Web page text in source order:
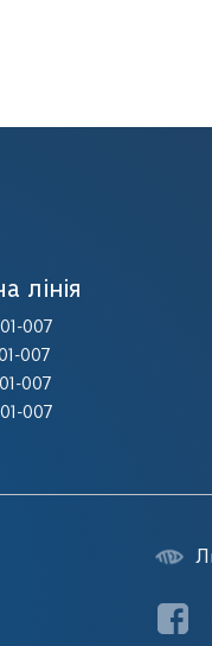
лінія
007
007
007
007